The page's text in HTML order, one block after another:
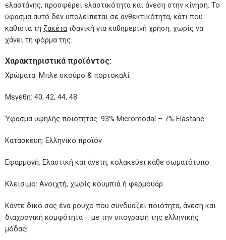
ελαστάνης, προσφέρει ελαστικότητα και άνεση στην κίνηση. Το
ύφασμα αυτό δεν υπολείπεται σε ανθεκτικότητα, κάτι που
καθιστά τη ζακέτα ιδανική για καθημερινή χρήση, χωρίς να
χάνει τη φόρμα της.
Χαρακτηριστικά προϊόντος:
Χρώματα: Μπλε σκούρο & πορτοκαλί
Μεγέθη: 40, 42, 44, 48
Ύφασμα υψηλής ποιότητας: 93% Micromodal – 7% Elastane
Κατασκευή: Ελληνικό προϊόν
Εφαρμογή: Ελαστική και άνετη, κολακεύει κάθε σωματότυπο
Κλείσιμο: Ανοιχτή, χωρίς κουμπιά ή φερμουάρ
Κάντε δικό σας ένα ρούχο που συνδυάζει ποιότητα, άνεση και
διαχρονική κομψότητα – με την υπογραφή της ελληνικής
μόδας!